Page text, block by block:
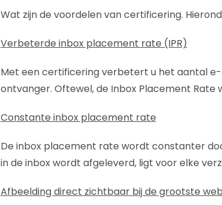
Wat zijn de voordelen van certificering.
Verbeterde inbox placement rate (IPR)
Met een certificering verbetert u het aantal
ontvanger. Oftewel, de Inbox Placement Rate
Constante inbox placement rate
De inbox placement rate wordt constanter
in de inbox wordt afgeleverd, ligt voor elke
Afbeelding direct zichtbaar bij de grootste